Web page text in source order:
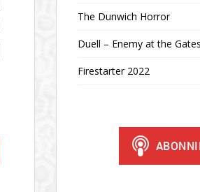
The Dunwich Horror
Duell – Enemy at the Gates
Firestarter 2022